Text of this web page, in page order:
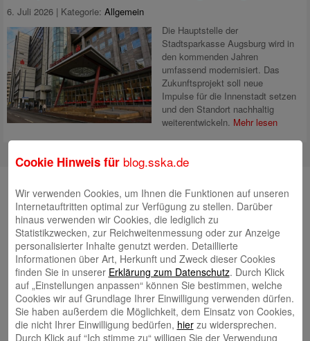
6. Juli 2026 | Kategorie: Allgemein
Die Hauptstelle der
Stadtsparkasse Augsburg wird in
den kommenden Jahren
umfassend modernisiert. Das
Zukunftsprojekt soll neue
Impulse für die Innenstadt setzen
und den Standort nachhaltig
weiterentwickeln. Mehr lesen
Neueste Beiträge
Radlkonvoi des FFH feiert Einweihung des neuen
Campus Nord 5. August 2026
Willkommen bei Kinder im Mittelpunkt e.V. 24. Juli 2026
Tierische Erlebnisse, Bewegung und Begegnungen –
Cookie Hinweis für blog.sska.de
Wir verwenden Cookies, um Ihnen die Funktionen auf unseren
Internetauftritten optimal zur Verfügung zu stellen. Darüber
hinaus verwenden wir Cookies, die lediglich zu
Statistikzwecken, zur Reichweitenmessung oder zur Anzeige
personalisierter Inhalte genutzt werden. Detaillierte
Informationen über Art, Herkunft und Zweck dieser Cookies
finden Sie in unserer Erklärung zum Datenschutz. Durch Klick
auf „Einstellungen anpassen“ können Sie bestimmen, welche
Cookies wir auf Grundlage Ihrer Einwilligung verwenden dürfen.
Sie haben außerdem die Möglichkeit, dem Einsatz von Cookies,
die nicht Ihrer Einwilligung bedürfen, hierzu widersprechen.
Durch Klick auf “Ich stimme zu“ willigen Sie der Verwendung